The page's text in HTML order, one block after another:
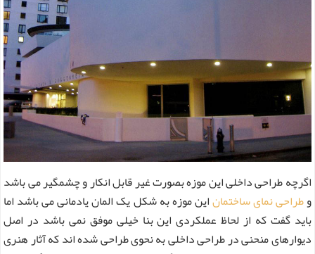
اگرچه طراحی داخلی این موزه بصورت غیر قابل انکار و چشمگیر می باشد
وطراحی نمای ساختماناین موزه به شکل یک المان یادمانی می باشد اما
باید گفت که از لحاظ عملکردی این بنا خیلی موفق نمی باشد در اصل
دیوارهای منحنی در طراحی داخلی به نحوی طراحی شده اند که آثار هنری